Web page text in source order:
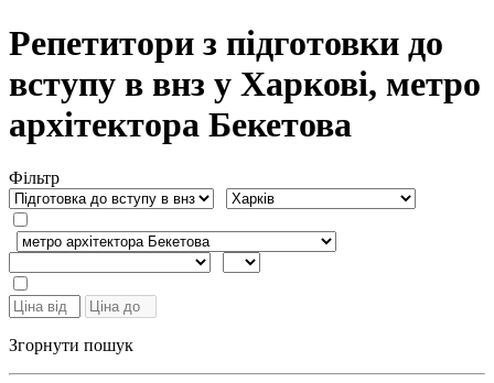
Репетитори з підготовки до
вступу в внз у Харкові, метро
архітектора Бекетова
Фiльтр
Згорнути пошук